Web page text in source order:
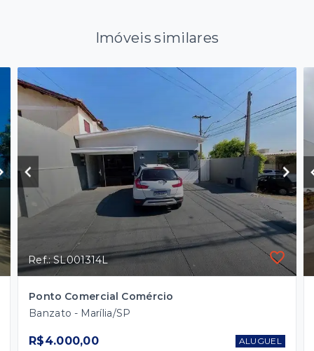
Imóveis similares
Ref.: SL001314L
Ponto Comercial Comércio
Banzato - Marília/SP
R$4.000,00 ALUGUEL